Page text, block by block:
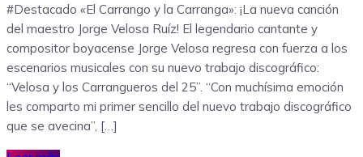
#Destacado «El Carrango y la Carranga»: ¡La nueva canción
del maestro Jorge Velosa Ruíz! El legendario cantante y
compositor boyacense Jorge Velosa regresa con fuerza a los
escenarios musicales con su nuevo trabajo discográfico:
“Velosa y los Carrangueros del 25”. “Con muchísima emoción
les comparto mi primer sencillo del nuevo trabajo discográfico
que se avecina”, […]